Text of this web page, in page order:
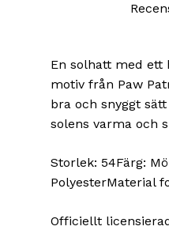
En solhatt med
motiv från Paw
bra och snyggt
solens varma och
Storlek: 54Färg:
PolyesterMaterial
Officiellt